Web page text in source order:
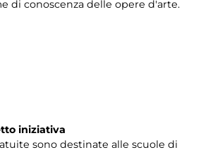
di conoscenza delle opere d'arte.
iniziativa
sono destinate alle scuole di